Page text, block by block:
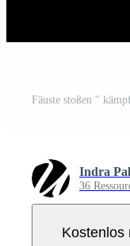
Fäuste stoßen ''
Indra
36
Kostenlos